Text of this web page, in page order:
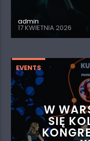
admin
17 KWIETNIA 2026
EVENTS
W
SIĘ